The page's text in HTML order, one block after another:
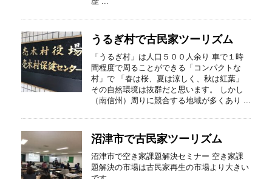
うるぎ村で古民家ツーリズム
「うるぎ村」は人口５００人余り 車で１時
間程度で周ることができる「コンパクトな
村」で 「春は桜、夏は涼しく、秋は紅葉」
その自然環境は抜群だと思います。 しかし
（南信州）周りに競合する地域が多くあり ...
沼津市で古民家ツーリズム
沼津市で空き家課題解決セミナー 空き家課
題解決の市場は古民家再生の市場より大きい